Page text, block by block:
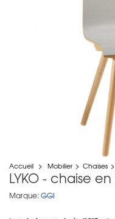
Accueil > Mobilier > Chaises >
LYKO - chaise
Marque: GGI